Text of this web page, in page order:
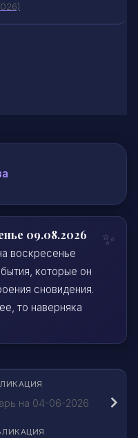
09.08.2026
воскресенье
которые он
сновидения.
то наверняка
на 04-06-2026